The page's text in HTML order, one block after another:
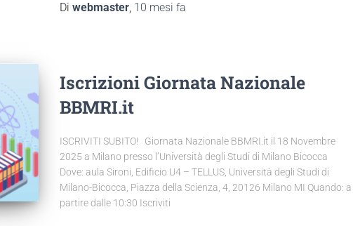
Di webmaster, 10 mesi fa
Iscrizioni Giornata Nazionale
BBMRI.it
ISCRIVITI SUBITO! Giornata Nazionale BBMRI.it il 18 Novembre
2025 a Milano presso l’Università degli Studi di Milano Bicocca
Dove: aula Sironi, Edificio U4 – TELLUS, Università degli Studi di
Milano-Bicocca, Piazza della Scienza, 4, 20126 Milano MI Quando: a
partire dalle 10:30 Iscriviti